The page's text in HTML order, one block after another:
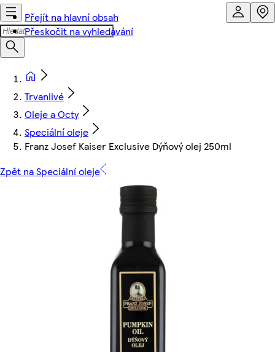
Přejít na hlavní obsah
Přeskočit na vyhledávání
Trvanlivé
Oleje a Octy
Speciální oleje
Franz Josef Kaiser Exclusive Dýňový olej 250ml
Zpět na Speciální oleje